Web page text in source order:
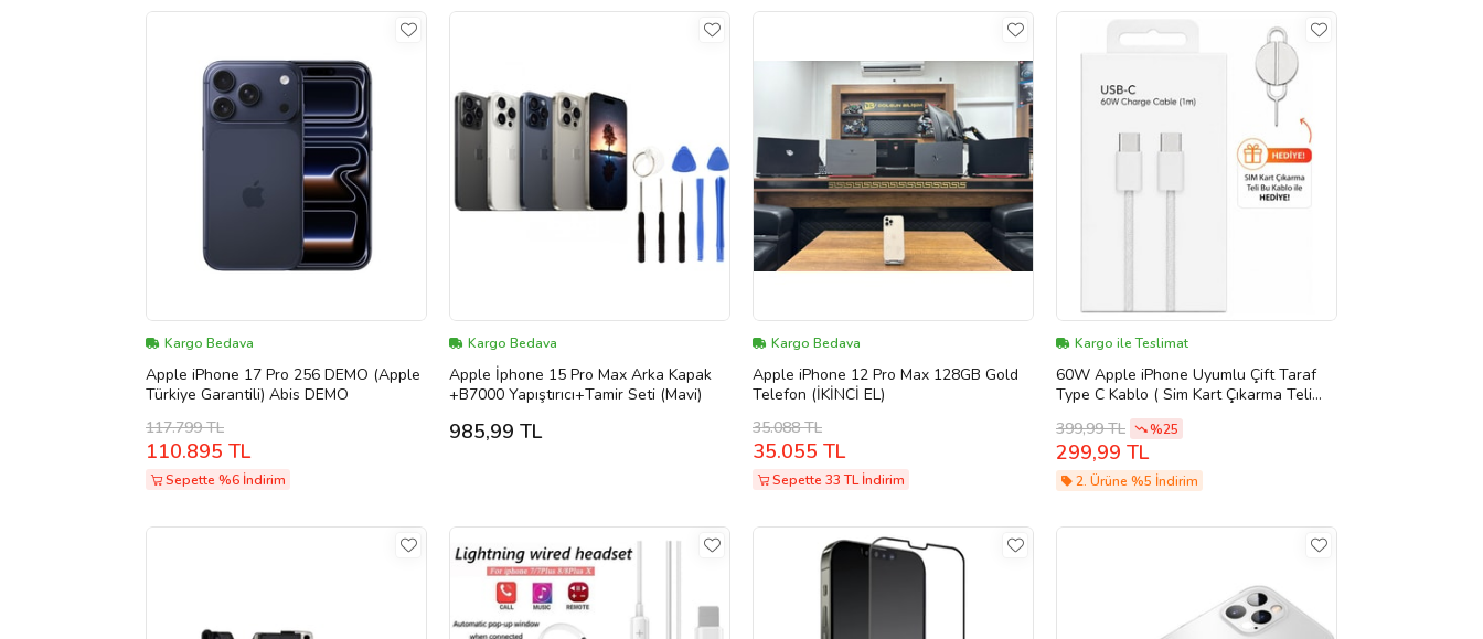
Kargo Bedava
Apple iPhone 17 Pro 256 DEMO (Apple
Türkiye Garantili) Abis DEMO
117.799 TL
110.895 TL
Sepette %6 İndirim
Kargo Bedava
Apple İphone 15 Pro Max Arka Kapak
+B7000 Yapıştırıcı+Tamir Seti (Mavi)
985,99 TL
Kargo Bedava
Apple iPhone 12 Pro Max 128GB Gold
Telefon (İKİNCİ EL)
35.088 TL
35.055 TL
Sepette 33 TL İndirim
Kargo ile Teslimat
60W Apple iPhone Uyumlu Çift Taraf
Type C Kablo ( Sim Kart Çıkarma Teli
Hediyeli) 17 / 17 Pro / 17 Air / 17 Pro
Max 15 - 16 - Pro
399,99 TL %25
299,99 TL
2. Ürüne %5 İndirim